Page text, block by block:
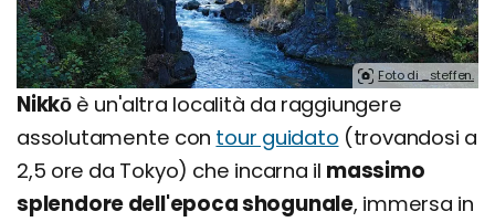
Foto di _steffen.
Nikkō è un'altra località da raggiungere
assolutamente con tour guidato (trovandosi a
2,5 ore da Tokyo) che incarna il massimo
splendore dell'epoca shogunale, immersa in